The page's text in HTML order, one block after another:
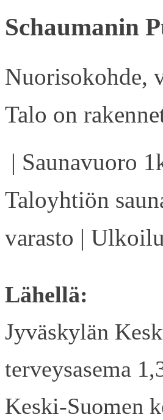
Schaumanin
Nuorisokohde,
Talo on
| Saunavuoro
Taloyhtiön
varasto |
Lähellä:
Jyväskylän
terveysasema
Keski-Suomen